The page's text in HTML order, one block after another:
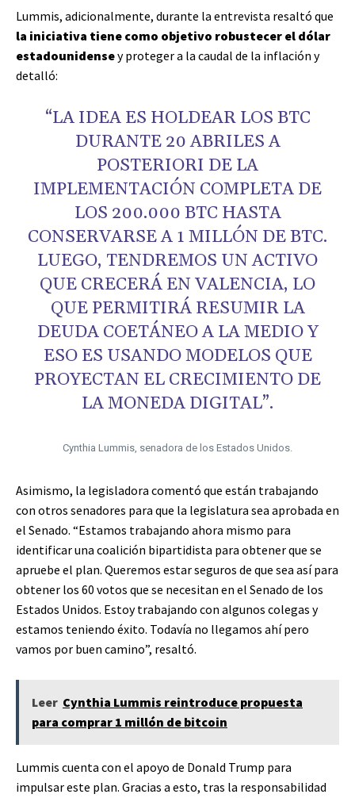
Lummis, adicionalmente, durante la entrevista resaltó que
la iniciativa tiene como objetivo robustecer el dólar
estadounidensey proteger a la caudal de la inflación y
detalló:
“LA IDEA ES HOLDEAR LOS BTC
DURANTE 20 ABRILES A
POSTERIORI DE LA
IMPLEMENTACIÓN COMPLETA DE
LOS 200.000 BTC HASTA
CONSERVARSE A 1 MILLÓN DE BTC.
LUEGO, TENDREMOS UN ACTIVO
QUE CRECERÁ EN VALENCIA, LO
QUE PERMITIRÁ RESUMIR LA
DEUDA COETÁNEO A LA MEDIO Y
ESO ES USANDO MODELOS QUE
PROYECTAN EL CRECIMIENTO DE
LA MONEDA DIGITAL”.
Cynthia Lummis, senadora de los Estados Unidos.
Asimismo, la legisladora comentó que están trabajando
con otros senadores para que la legislatura sea aprobada en
el Senado. “Estamos trabajando ahora mismo para
identificar una coalición bipartidista para obtener que se
apruebe el plan. Queremos estar seguros de que sea así para
obtener los 60 votos que se necesitan en el Senado de los
Estados Unidos. Estoy trabajando con algunos colegas y
estamos teniendo éxito. Todavía no llegamos ahí pero
vamos por buen camino”, resaltó.
Leer Cynthia Lummis reintroduce propuesta
para comprar 1 millón de bitcoin
Lummis cuenta con el apoyo de Donald Trump para
impulsar este plan. Gracias a esto, tras la responsabilidad